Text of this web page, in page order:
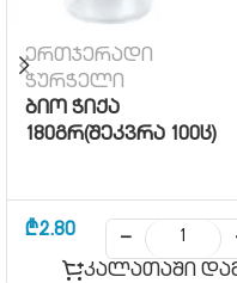
ერთჯერადი
ჭურჭელი
ბიო ჭიქა
180გრ(შეკვრა 100ც)
₾2.80 −
კალათაში